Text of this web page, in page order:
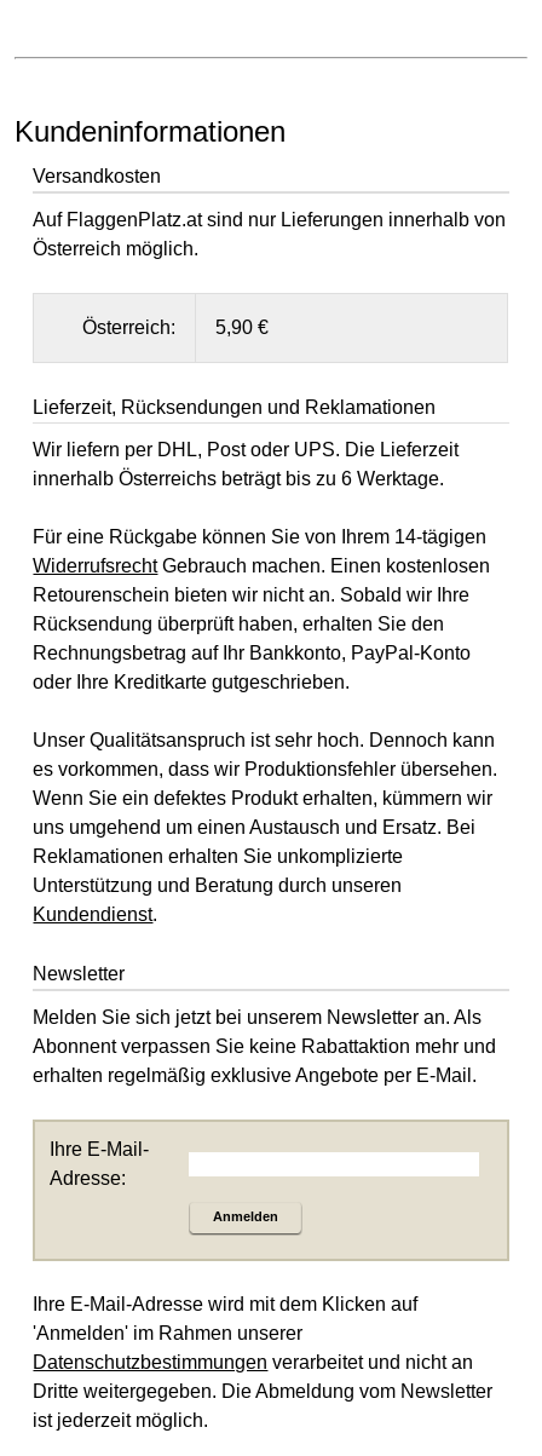
Kundeninformationen
Versandkosten
Auf FlaggenPlatz.at sind nur Lieferungen innerhalb von
Österreich möglich.
Österreich: 5,90 €
Lieferzeit, Rücksendungen und Reklamationen
Wir liefern per DHL, Post oder UPS. Die Lieferzeit
innerhalb Österreichs beträgt bis zu 6 Werktage.
Für eine Rückgabe können Sie von Ihrem 14-tägigen
WiderrufsrechtGebrauch machen. Einen kostenlosen
Retourenschein bieten wir nicht an. Sobald wir Ihre
Rücksendung überprüft haben, erhalten Sie den
Rechnungsbetrag auf Ihr Bankkonto, PayPal-Konto
oder Ihre Kreditkarte gutgeschrieben.
Unser Qualitätsanspruch ist sehr hoch. Dennoch kann
es vorkommen, dass wir Produktionsfehler übersehen.
Wenn Sie ein defektes Produkt erhalten, kümmern wir
uns umgehend um einen Austausch und Ersatz. Bei
Reklamationen erhalten Sie unkomplizierte
Unterstützung und Beratung durch unseren
Kundendienst.
Newsletter
Melden Sie sich jetzt bei unserem Newsletter an. Als
Abonnent verpassen Sie keine Rabattaktion mehr und
erhalten regelmäßig exklusive Angebote per E-Mail.
Ihre E-Mail-
Adresse:
Anmelden
Ihre E-Mail-Adresse wird mit dem Klicken auf
'Anmelden' im Rahmen unserer
Datenschutzbestimmungen verarbeitet und nicht an
Dritte weitergegeben. Die Abmeldung vom Newsletter
ist jederzeit möglich.